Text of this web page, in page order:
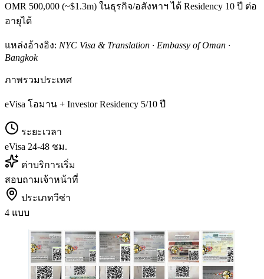
OMR 500,000 (~$1.3m) ในธุรกิจ/อสังหาฯ ได้ Residency 10 ปี ต่อ
อายุได้
แหล่งอ้างอิง: NYC Visa & Translation · Embassy of Oman ·
Bangkok
ภาพรวมประเทศ
eVisa โอมาน + Investor Residency 5/10 ปี
ระยะเวลา
eVisa 24-48 ชม.
ค่าบริการเริ่ม
สอบถามเจ้าหน้าที่
ประเภทวีซ่า
4 แบบ